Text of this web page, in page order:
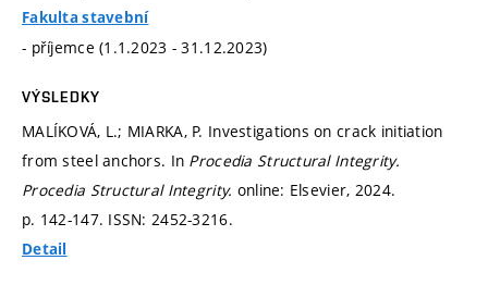
Fakulta stavební
- příjemce (1.1.2023 - 31.12.2023)
VÝSLEDKY
MALÍKOVÁ, L.; MIARKA, P. Investigations on crack initiation
from steel anchors. In Procedia Structural Integrity.
Procedia Structural Integrity. online: Elsevier, 2024.
p. 142-147. ISSN: 2452-3216.
Detail